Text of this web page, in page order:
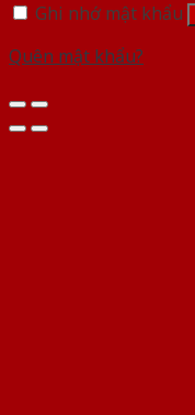
Ghi nhớ mật khẩu
Quên mật khẩu?